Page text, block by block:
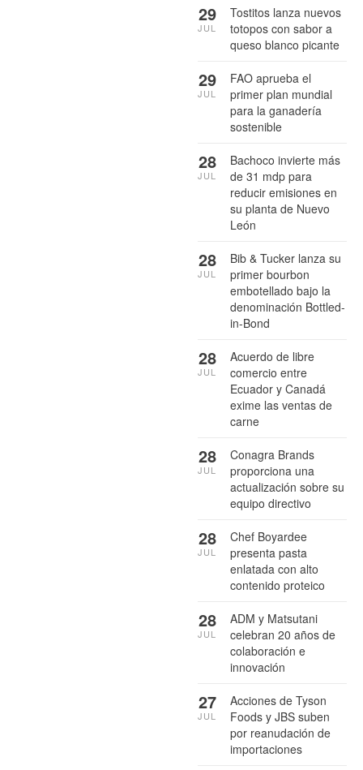
Tostitos lanza nuevos
totopos con sabor a
queso blanco picante
29
JUL
FAO aprueba el
primer plan mundial
para la ganadería
sostenible
29
JUL
Bachoco invierte más
de 31 mdp para
reducir emisiones en
su planta de Nuevo
León
28
JUL
Bib & Tucker lanza su
primer bourbon
embotellado bajo la
denominación Bottled-
in-Bond
28
JUL
Acuerdo de libre
comercio entre
Ecuador y Canadá
exime las ventas de
carne
28
JUL
Conagra Brands
proporciona una
actualización sobre su
equipo directivo
28
JUL
Chef Boyardee
presenta pasta
enlatada con alto
contenido proteico
28
JUL
ADM y Matsutani
celebran 20 años de
colaboración e
innovación
28
JUL
Acciones de Tyson
Foods y JBS suben
por reanudación de
importaciones
27
JUL